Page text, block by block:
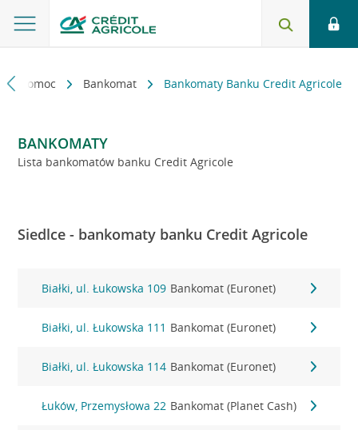
i pomoc Bankomat Bankomaty Banku Credit Agricole
BANKOMATY
Lista bankomatów banku Credit Agricole
Siedlce - bankomaty banku Credit Agricole
Białki, ul. Łukowska 109 Bankomat (Euronet)
Białki, ul. Łukowska 111 Bankomat (Euronet)
Białki, ul. Łukowska 114 Bankomat (Euronet)
Łuków, Przemysłowa 22 Bankomat (Planet Cash)